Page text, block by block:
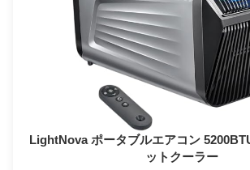
LightNova ポータブルエアコン
ットクーラー